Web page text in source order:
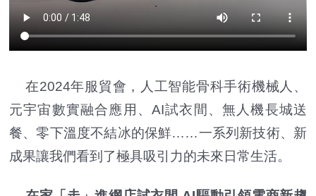
在2024年服貿會，人工智能骨科手術機械人、
元宇宙數實融合應用、AI試衣間、無人機長城送
餐、零下溫度不結冰的保鮮……一系列新技術、新
成果讓我們看到了極具吸引力的未來日常生活。